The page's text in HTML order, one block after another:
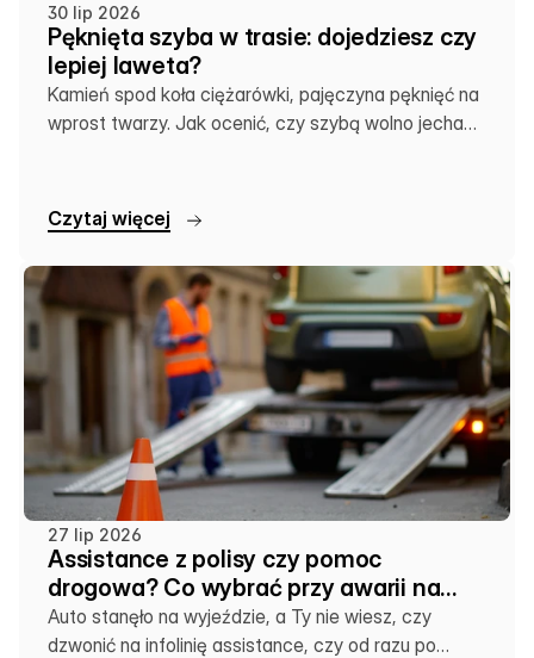
30 lip 2026
Pęknięta szyba w trasie: dojedziesz czy
lepiej laweta?
Kamień spod koła ciężarówki, pajęczyna pęknięć na
wprost twarzy. Jak ocenić, czy szybą wolno jechać
Czytaj więcej
27 lip 2026
Assistance z polisy czy pomoc
drogowa? Co wybrać przy awarii na
wakacjach
Auto stanęło na wyjeździe, a Ty nie wiesz, czy
dzwonić na infolinię assistance, czy od razu po